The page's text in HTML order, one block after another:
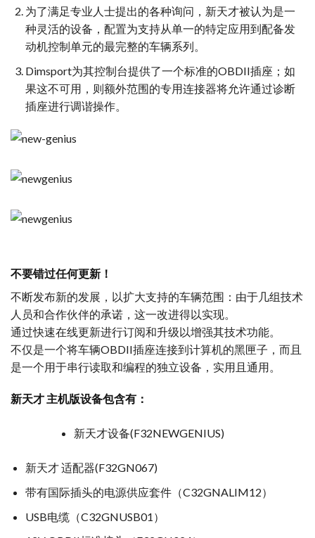
为了满足专业人士提出的各种询问，新天才被认为是一
种灵活的设备，配置为支持从单一的特定应用到配备发
动机控制单元的最完整的车辆系列。
Dimsport为其控制台提供了一个标准的OBDII插座；如
果这不可用，则额外范围的专用连接器将允许通过诊断
插座进行调谐操作。
不要错过任何更新！
不断发布新的发展，以扩大支持的车辆范围：由于几组技术
人员和合作伙伴的承诺，这一改进得以实现。
通过快速在线更新进行订阅和升级以增强其技术功能。
不仅是一个将车辆OBDII插座连接到计算机的黑匣子，而且
是一个用于串行读取和编程的独立设备，实用且通用。
新天才 主机版设备包含有：
新天才设备(F32NEWGENIUS)
新天才 适配器(F32GN067)
带有国际插头的电源供应套件（C32GNALIM12）
USB电缆（C32GNUSB01）